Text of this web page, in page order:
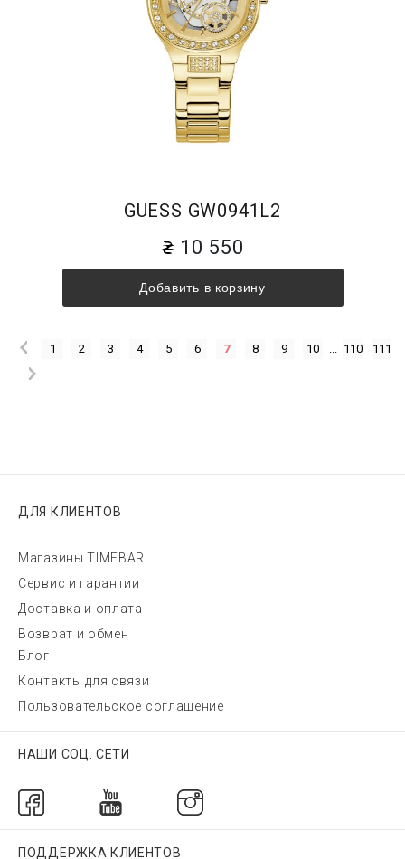
GUESS GW0941L2
10 550
Добавить в корзину
1 2 3 4 5 6 7 8 9 10 ... 110 111
ДЛЯ КЛИЕНТОВ
Магазины TIMEBAR
Сервис и гарантии
Доставка и оплата
Возврат и обмен
Блог
Контакты для связи
Пользовательское соглашение
НАШИ СОЦ. СЕТИ
ПОДДЕРЖКА КЛИЕНТОВ